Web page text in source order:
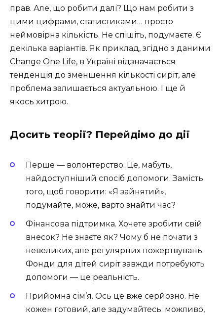
прав. Але, що робити далі? Що нам робити з
цими цифрами, статистиками… просто
неймовірна кількість. Не спішіть, подумаєте. Є
декілька варіантів. Як приклад, згідно з даними
Change One Life, в Україні відзначається
тенденція до зменшення кількості сиріт, але
проблема залишається актуальною. І ще й
якось хитрою.
Досить теорії? Перейдімо до дії
Перше — волонтерство. Це, мабуть,
найдоступніший спосіб допомоги. Замість
того, щоб говорити: «Я зайнятий»,
подумайте, може, варто знайти час?
Фінансова підтримка. Хочете зробити свій
внесок? Не знаєте як? Чому б не почати з
невеликих, але регулярних пожертвувань.
Фонди для дітей сиріт завжди потребують
допомоги — це реальність.
Прийомна сім’я. Ось це вже серйозно. Не
кожен готовий, але задумайтесь: можливо,